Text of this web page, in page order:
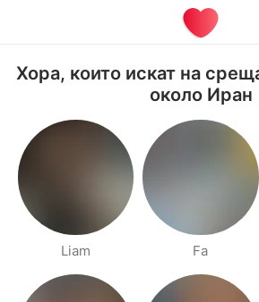
Хора, които искат на
около Иран
Liam Fa